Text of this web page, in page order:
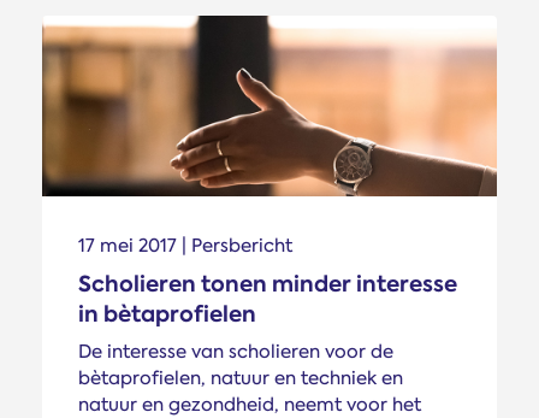
17 mei 2017 | Persbericht
Scholieren tonen minder interesse
in bèta­profielen
De interesse van scholieren voor de
bètaprofielen, natuur en techniek en
natuur en gezondheid, neemt voor het